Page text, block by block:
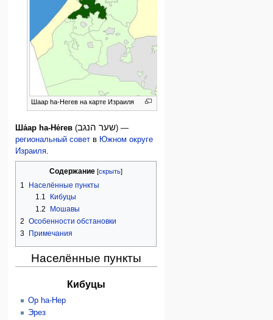
Шаар ha-Негев на карте Израиля
Ша́ар ha-Не́гев (שער הנגב) —
региональный совет в Южном округе
Израиля
Содержание
1
Населённые пункты
1.1
Кибуцы
1.2
Мошавы
2 Особенности обстановки
3
Примечания
Населённые пункты
Кибуцы
Ор hа-Нер
Эрез